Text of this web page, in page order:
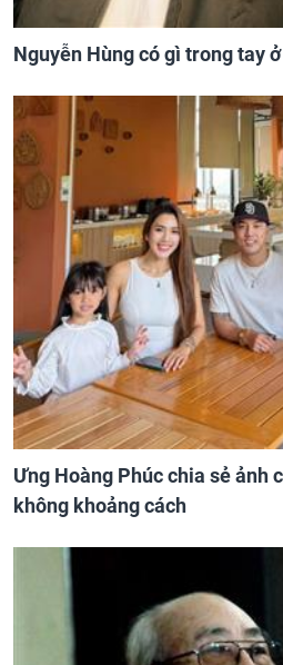
Nguyễn Hùng có gì trong tay
Ưng Hoàng Phúc chia sẻ ảnh
không khoảng cách